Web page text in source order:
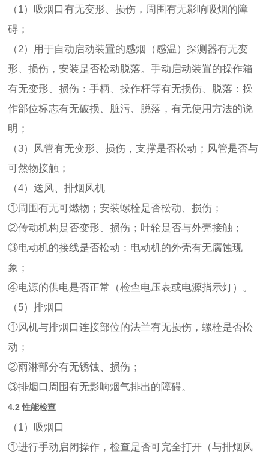
（1）吸烟口有无变形、损伤，周围有无影响吸烟的障
碍；
（2）用于自动启动装置的感烟（感温）探测器有无变
形、损伤，安装是否松动脱落。手动启动装置的操作箱
有无变形、损伤：手柄、操作杆等有无损伤、脱落：操
作部位标志有无破损、脏污、脱落，有无使用方法的说
明；
（3）风管有无变形、损伤，支撑是否松动；风管是否与
可然物接触；
（4）送风、排烟风机
①周围有无可燃物；安装螺栓是否松动、损伤；
②传动机构是否变形、损伤；叶轮是否与外壳接触；
③电动机的接线是否松动：电动机的外壳有无腐蚀现
象；
④电源的供电是否正常（检查电压表或电源指示灯）。
（5）排烟口
①风机与排烟口连接部位的法兰有无损伤，螺栓是否松
动；
②雨淋部分有无锈蚀、损伤；
③排烟口周围有无影响烟气排出的障碍。
4.2 性能检查
（1）吸烟口
①进行手动启闭操作，检查是否可完全打开（与排烟风